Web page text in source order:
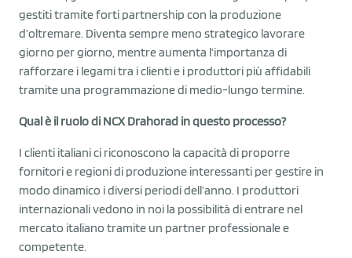
gestiti tramite forti partnership con la produzione
d’oltremare. Diventa sempre meno strategico lavorare
giorno per giorno, mentre aumenta l’importanza di
rafforzare i legami tra i clienti e i produttori più affidabili
tramite una programmazione di medio-lungo termine.
Qual è il ruolo di NCX Drahorad in questo processo?
I clienti italiani ci riconoscono la capacità di proporre
fornitori e regioni di produzione interessanti per gestire in
modo dinamico i diversi periodi dell’anno. I produttori
internazionali vedono in noi la possibilità di entrare nel
mercato italiano tramite un partner professionale e
competente.